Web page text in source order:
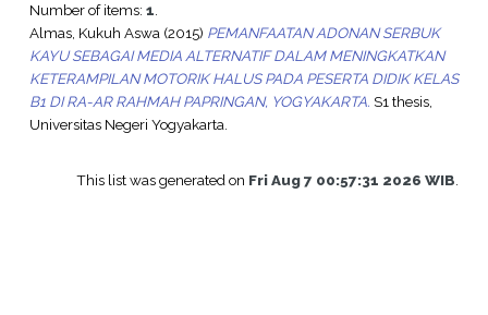
Number of items: 1.
Almas, Kukuh Aswa(2015) PEMANFAATAN ADONAN SERBUK
KAYU SEBAGAI MEDIA ALTERNATIF DALAM MENINGKATKAN
KETERAMPILAN MOTORIK HALUS PADA PESERTA DIDIK KELAS
B1 DI RA-AR RAHMAH PAPRINGAN, YOGYAKARTA. S1 thesis,
Universitas Negeri Yogyakarta.
This list was generated on Fri Aug 7 00:57:31 2026 WIB.